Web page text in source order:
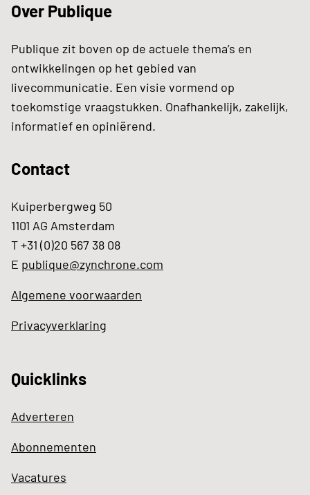
Over Publique
Publique zit boven op de actuele thema’s en
ontwikkelingen op het gebied van
livecommunicatie. Een visie vormend op
toekomstige vraagstukken. Onafhankelijk, zakelijk,
informatief en opiniërend.
Contact
Kuiperbergweg 50
1101 AG Amsterdam
T +31 (0)20 567 38 08
E publique@zynchrone.com
Algemene voorwaarden
Privacyverklaring
Quicklinks
Adverteren
Abonnementen
Vacatures